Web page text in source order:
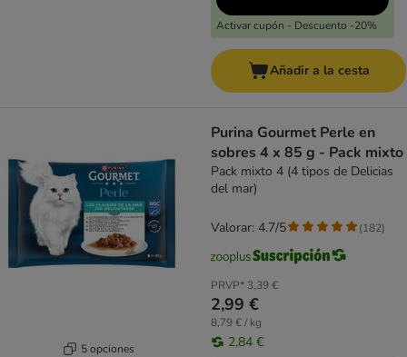
Activar cupón - Descuento -20%
Añadir a la cesta
5 opciones
Purina Gourmet Perle en
sobres 4 x 85 g - Pack mixto
Pack mixto 4 (4 tipos de Delicias
del mar)
PRVP* 3,39 €
2,99 €
8,79 € / kg
2,84 €
Valorar: 4.7/5 (182)